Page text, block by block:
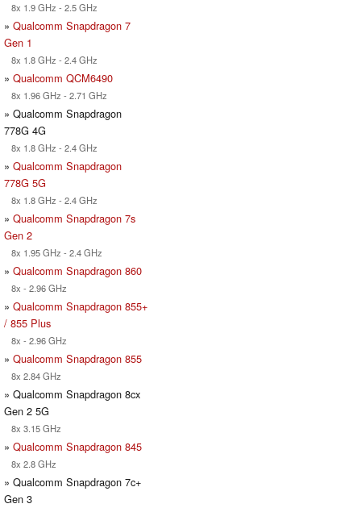
8x 1.9 GHz - 2.5 GHz
» Qualcomm Snapdragon 7
Gen 1
8x 1.8 GHz - 2.4 GHz
» Qualcomm QCM6490
8x 1.96 GHz - 2.71 GHz
» Qualcomm Snapdragon
778G 4G
8x 1.8 GHz - 2.4 GHz
» Qualcomm Snapdragon
778G 5G
8x 1.8 GHz - 2.4 GHz
» Qualcomm Snapdragon 7s
Gen 2
8x 1.95 GHz - 2.4 GHz
» Qualcomm Snapdragon 860
8x - 2.96 GHz
» Qualcomm Snapdragon 855+
/ 855 Plus
8x - 2.96 GHz
» Qualcomm Snapdragon 855
8x 2.84 GHz
» Qualcomm Snapdragon 8cx
Gen 2 5G
8x 3.15 GHz
» Qualcomm Snapdragon 845
8x 2.8 GHz
» Qualcomm Snapdragon 7c+
Gen 3